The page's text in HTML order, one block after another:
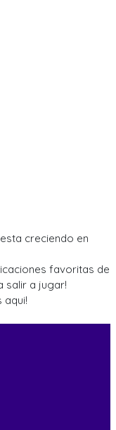
esta creciendo en
favoritas de
salir a jugar!
aqui!